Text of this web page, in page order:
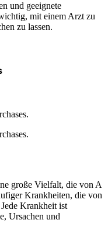
und geeignete
mit einem Arzt zu
zu lassen.
große Vielfalt, die von A
Krankheiten, die von
Krankheit ist
Ursachen und